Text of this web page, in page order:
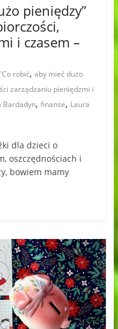
pieniędzy”
i czasem –
"Co robić, aby mieć dużo
zarządzaniu pieniędzmi i
Bardadyn, finanse, Laura
dla dzieci o
oszczędnościach i
bowiem mamy